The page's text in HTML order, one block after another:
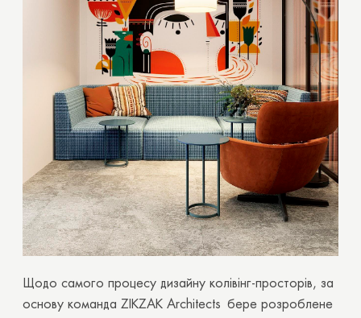
Щодо самого процесу дизайну колівінг-просторів, за
основу команда ZIKZAK Architects бере розроблене
Дякуємо вам!
Ваш запит на розрахунок вартості вже
надіслано. Ми зв'яжемося з вами незабаром.
OK